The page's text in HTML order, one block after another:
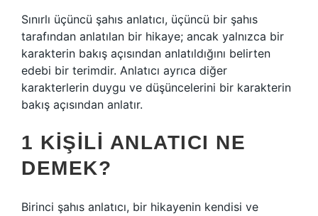
Sınırlı üçüncü şahıs anlatıcı, üçüncü bir şahıs
tarafından anlatılan bir hikaye; ancak yalnızca bir
karakterin bakış açısından anlatıldığını belirten
edebi bir terimdir. Anlatıcı ayrıca diğer
karakterlerin duygu ve düşüncelerini bir karakterin
bakış açısından anlatır.
1 KIŞILI ANLATICI NE
DEMEK?
Birinci şahıs anlatıcı, bir hikayenin kendisi ve